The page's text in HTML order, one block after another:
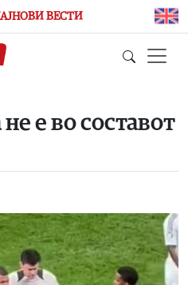
ВЕСТИ
е во составот